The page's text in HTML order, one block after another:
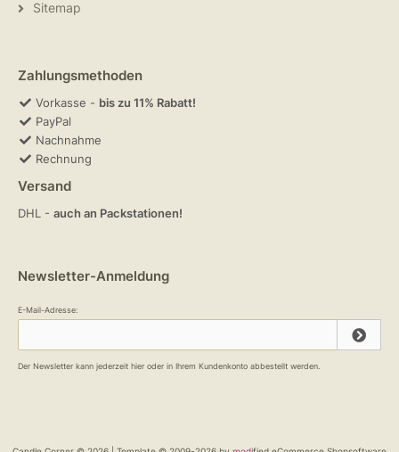
Sitemap
Zahlungsmethoden
Vorkasse - bis zu 11% Rabatt!
PayPal
Nachnahme
Rechnung
Versand
DHL - auch an Packstationen!
Newsletter-Anmeldung
E-Mail-Adresse:
Der Newsletter kann jederzeit hier oder in Ihrem Kundenkonto abbestellt werden.